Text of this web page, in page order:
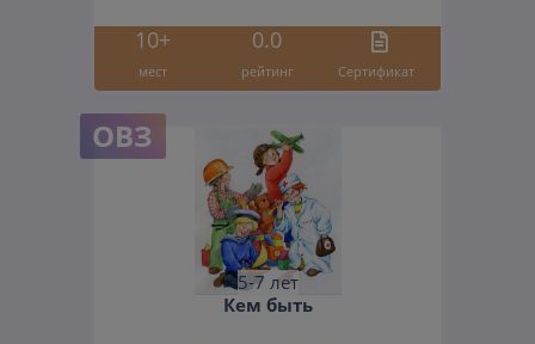
10+ 0.0
мест рейтинг Cертификат
ОВЗ
5-7 лет
Кем быть